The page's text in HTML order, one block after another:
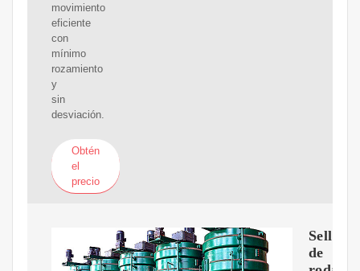
movimiento
eficiente
con
mínimo
rozamiento
y
sin
desviación.
Obtén
el
precio
Sellos
de